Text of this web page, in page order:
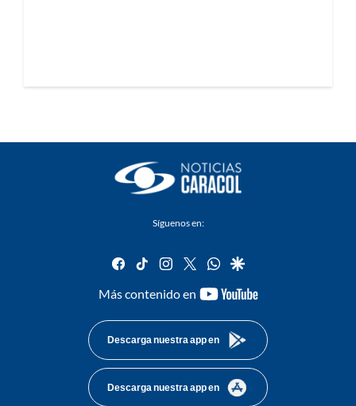
Síguenos en:
facebook
tiktok instagram
twitterwhatsapp
google
Más contenido en
youtube-
Descarga nuestra app en
Descarga nuestra app en